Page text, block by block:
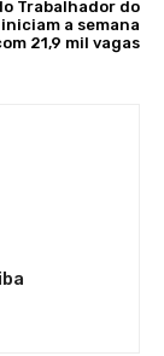
Trabalhador do
a semana
21,9 mil vagas